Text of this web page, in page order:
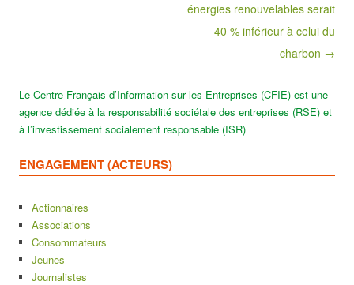
énergies renouvelables serait
40 % inférieur à celui du
charbon →
Le Centre Français d’Information sur les Entreprises (CFIE) est une
agence dédiée à la responsabilité sociétale des entreprises (RSE) et
à l’investissement socialement responsable (ISR)
ENGAGEMENT (ACTEURS)
Actionnaires
Associations
Consommateurs
Jeunes
Journalistes